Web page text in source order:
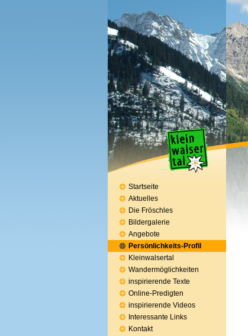
Startseite
Aktuelles
Die Fröschles
Bildergalerie
Angebote
Persönlichkeits-Profil
Kleinwalsertal
Wandermöglichkeiten
inspirierende Texte
Online-Predigten
inspirierende Videos
Interessante Links
Kontakt